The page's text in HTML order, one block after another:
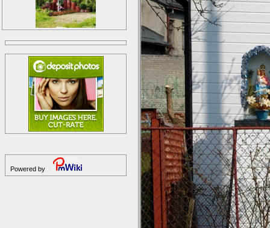
Powered by